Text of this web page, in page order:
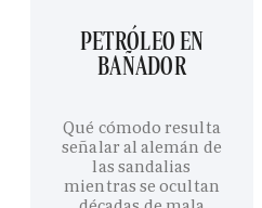
PETRÓLEO EN
BAÑADOR
Qué cómodo resulta
señalar al alemán de
las sandalias
mientras se ocultan